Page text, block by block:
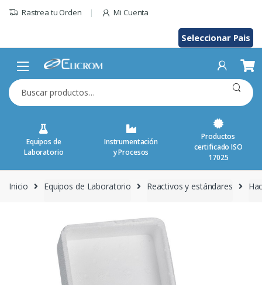
Rastrea tu Orden Mi Cuenta
Seleccionar Pais
Buscar
por:
Equipos de
Laboratorio
Instrumentación
y Procesos
Productos
certificado ISO
17025
Inicio Equipos de Laboratorio Reactivos y estándares